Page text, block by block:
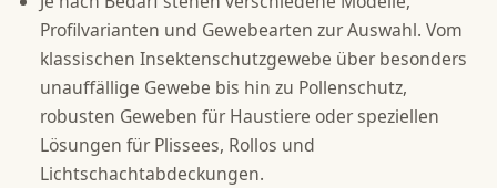
Profilvarianten und Gewebearten zur Auswahl. Vom
klassischen Insektenschutzgewebe über besonders
unauffällige Gewebe bis hin zu Pollenschutz,
robusten Geweben für Haustiere oder speziellen
Lösungen für Plissees, Rollos und
Lichtschachtabdeckungen.